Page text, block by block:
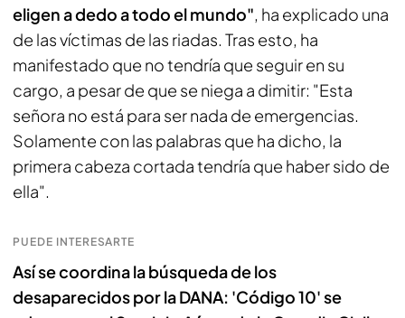
eligen a dedo a todo el mundo", ha explicado una
de las víctimas de las riadas. Tras esto, ha
manifestado que no tendría que seguir en su
cargo, a pesar de que se niega a dimitir: "Esta
señora no está para ser nada de emergencias.
Solamente con las palabras que ha dicho, la
primera cabeza cortada tendría que haber sido de
ella".
PUEDE INTERESARTE
Así se coordina la búsqueda de los
desaparecidos por la DANA: 'Código 10' se